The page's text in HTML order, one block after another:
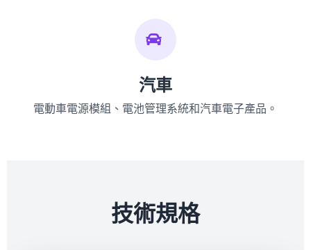
汽車
電動車電源模組、電池管理系統和汽車電子產品。
技術規格